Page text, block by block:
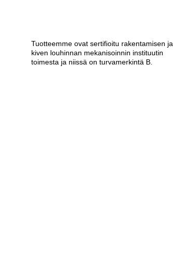
Tuotteemme ovat sertifioitu rakentamisen ja
kiven louhinnan mekanisoinnin instituutin
toimesta ja niissä on turvamerkintä B.